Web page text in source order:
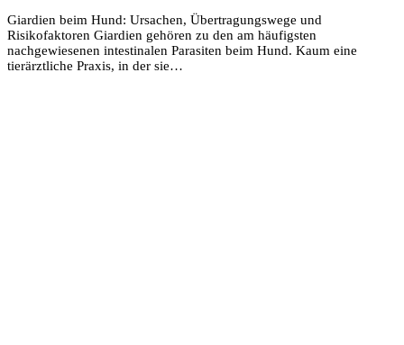
Giardien beim Hund: Ursachen, Übertragungswege und
Risikofaktoren Giardien gehören zu den am häufigsten
nachgewiesenen intestinalen Parasiten beim Hund. Kaum eine
tierärztliche Praxis, in der sie…